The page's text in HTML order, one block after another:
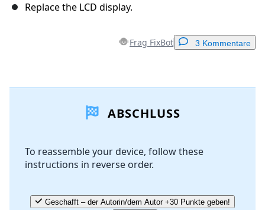
Replace the LCD display.
Frag FixBot 3 Kommentare
Kommentar hinzufügen
Abbrechen
ABSCHLUSS
To reassemble your device, follow these
instructions in reverse order.
Geschafft – der Autorin/dem Autor +30 Punkte geben!